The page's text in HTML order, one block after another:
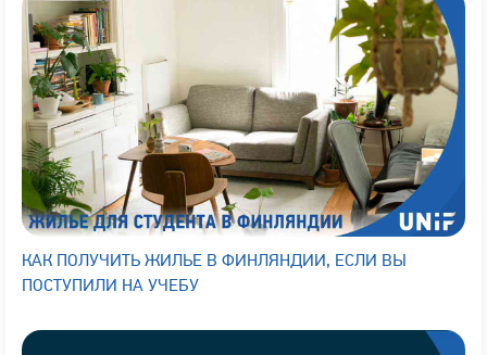
КАК ПОЛУЧИТЬ ЖИЛЬЕ В ФИНЛЯНДИИ, ЕСЛИ ВЫ
ПОСТУПИЛИ НА УЧЕБУ